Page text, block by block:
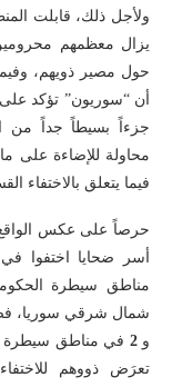
ولأجل ذلك، قابلت
يزال معظمهم
حول مصير ذويهم، وفيما
أن “سوريون” تؤكد على
جزءاً بسيطاً جداً من
محاولة للإضاءة على
فيما يتعلق بالاختفاء
حرصاً على عكس
أسر ضحايا اختفوا
مناطق سيطرة
شمال شرقي سوريا،
و2 في مناطق سيطرة
تعرَض ذووهم